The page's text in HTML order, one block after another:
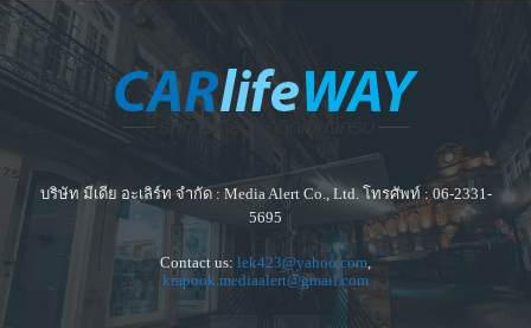
บริษัท มีเดีย อะเลิร์ท จำกัด : Media Alert Co., Ltd. โทรศัพท์ : 06-2331-
5695
Contact us: lek423@yahoo.com
krapook.mediaalert@gmail.com